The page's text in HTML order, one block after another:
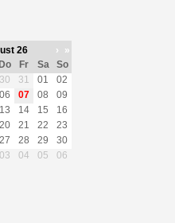
26 ›
»
Fr Sa
So
30 31 01
02
06 07 08
09
13 14 15
16
20 21 22
23
27 28 29
30
03 04 05 06